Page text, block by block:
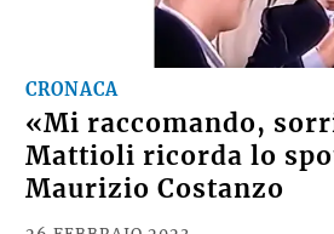
CRONACA
«Mi raccomando,
Mattioli ricorda lo
Maurizio Costanzo